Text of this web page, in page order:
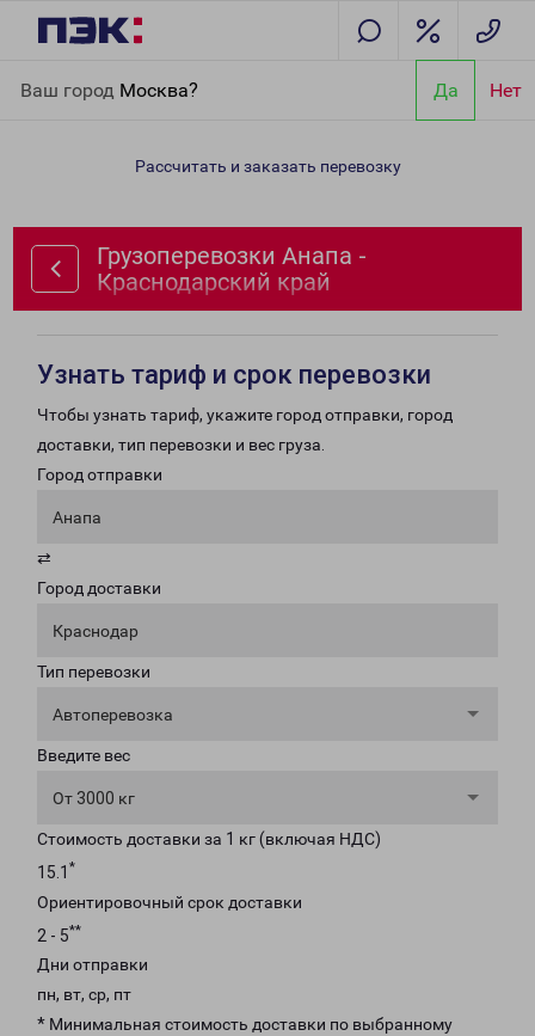
Ваш город Москва? Да Нет
Краснодарский край
Рассчитать и заказать перевозку
Грузоперевозки Анапа -
Краснодарский край
Узнать тариф и срок перевозки
Чтобы узнать тариф, укажите город отправки, город
доставки, тип перевозки и вес груза.
Город отправки
Анапа
⇄
Город доставки
Краснодар
Тип перевозки
Автоперевозка
Введите вес
От 3000 кг
Стоимость доставки за 1 кг (включая НДС)
15.1 *
Ориентировочный срок доставки
2 - 5**
Дни отправки
пн, вт, ср, пт
* Минимальная стоимость доставки по выбранному